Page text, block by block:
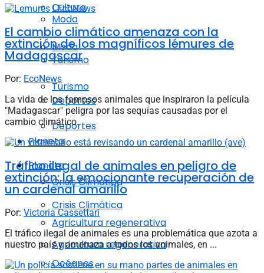
Moda
Turismo
Deportes
Planeta
Crisis Climática
Agricultura regenerativa
Océanos
Cultura
Moda
Turismo
Deportes
Planeta
Crisis Climática
Agricultura regenerativa
El cambio climático amenaza con la
extinción de los magníficos lémures de
Madagascar
Por: EcoNews
La vida de los famosos animales que inspiraron la película
"Madagascar" peligra por las sequías causadas por el
cambio climático.
Tráfico ilegal de animales en peligro de
extinción: la emocionante recuperación de
un cardenal amarillo
Por: Victoria Cassettari
El tráfico ilegal de animales es una problemática que azota a
nuestro país y amenaza a todos los animales, en ...